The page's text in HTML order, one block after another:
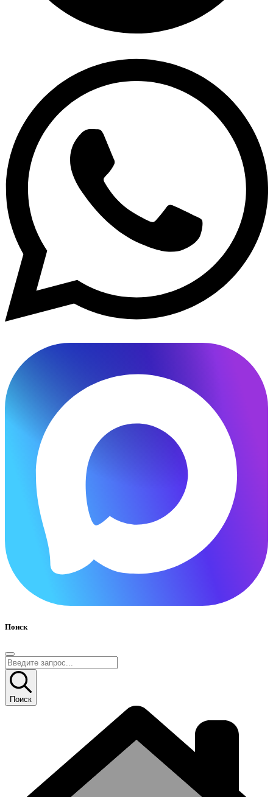
Поиск
Поиск